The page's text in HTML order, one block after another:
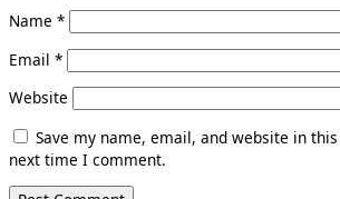
Name *
Email *
Website
Save my name, email, and website in
next time I comment.